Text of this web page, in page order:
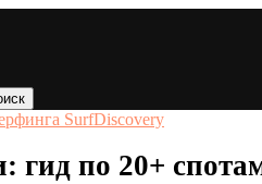
гид по 20+